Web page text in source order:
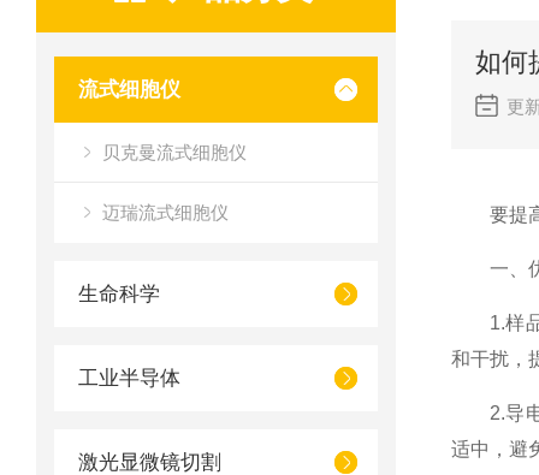
流式细胞仪
贝克曼流式细胞仪
迈瑞流式细胞仪
生命科学
工业半导体
激光显微镜切割
如何
更
要提
一、优
1.样品
和干扰，
2.导电
适中，避